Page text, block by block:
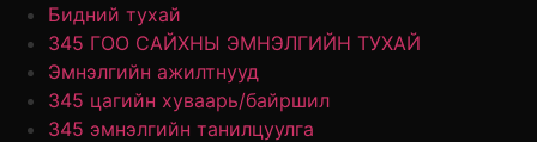
Бидний тухай
345 ГОО САЙХНЫ ЭМНЭЛГИЙН ТУХАЙ
Эмнэлгийн ажилтнууд
345 цагийн хуваарь/байршил
345 эмнэлгийн танилцуулга